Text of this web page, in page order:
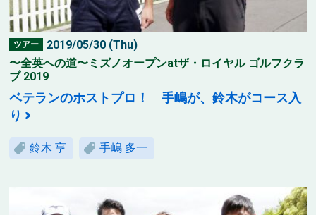
ツアー
2019/05/30 (Thu)
〜全英への道〜ミズノオープンatザ・ロイヤル ゴルフクラ
ブ 2019
ベテランのホストプロ！ 手嶋が、鈴木がコース入
り
鈴木 亨 手嶋 多一